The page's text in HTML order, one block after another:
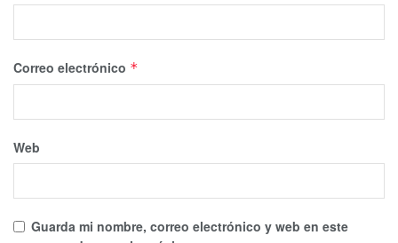
Correo electrónico *
Web
Guarda mi nombre, correo electrónico y web en este